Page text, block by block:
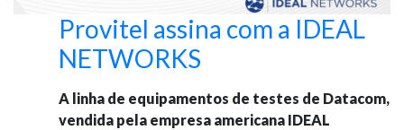
Provitel assina com a IDEAL
NETWORKS
A linha de equipamentos de testes de Datacom,
vendida pela empresa americana IDEAL